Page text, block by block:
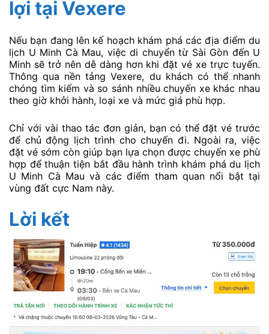
lợi tại Vexere
Nếu bạn đang lên kế hoạch khám phá các địa điểm du
lịch U Minh Cà Mau, việc di chuyển từ Sài Gòn đến U
Minh sẽ trở nên dễ dàng hơn khi đặt vé xe trực tuyến.
Thông qua nền tảng Vexere, du khách có thể nhanh
chóng tìm kiếm và so sánh nhiều chuyến xe khác nhau
theo giờ khởi hành, loại xe và mức giá phù hợp.
Chỉ với vài thao tác đơn giản, bạn có thể đặt vé trước
để chủ động lịch trình cho chuyến đi. Ngoài ra, việc
đặt vé sớm còn giúp bạn lựa chọn được chuyến xe phù
hợp để thuận tiện bắt đầu hành trình khám phá du lịch
U Minh Cà Mau và các điểm tham quan nổi bật tại
vùng đất cực Nam này.
Lời kết